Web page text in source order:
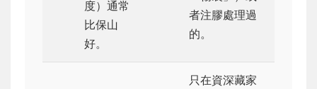
度）通常
比保山
好。
者注膠處理過
的。
只在資深藏家